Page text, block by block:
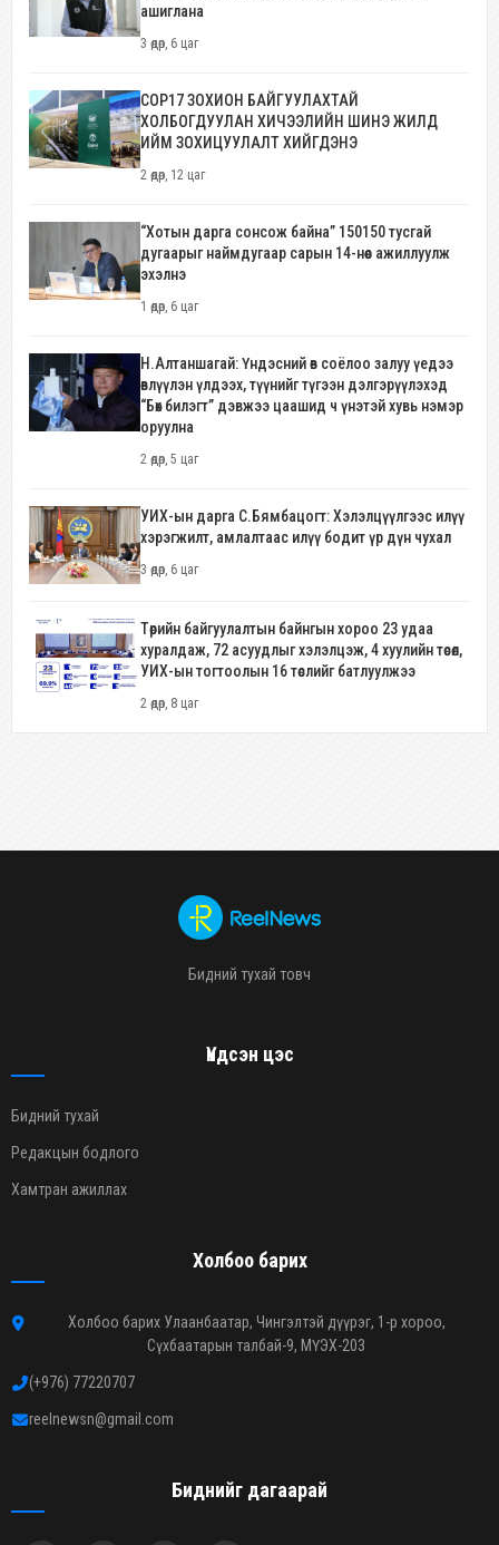
ашиглана
3 өдөр, 6 цаг
COP17 ЗОХИОН БАЙГУУЛАХТАЙ
ХОЛБОГДУУЛАН ХИЧЭЭЛИЙН ШИНЭ ЖИЛД
ИЙМ ЗОХИЦУУЛАЛТ ХИЙГДЭНЭ
2 өдөр, 12 цаг
“Хотын дарга сонсож байна” 150150 тусгай
дугаарыг наймдугаар сарын 14-нөөс ажиллуулж
эхэлнэ
1 өдөр, 6 цаг
Н.Алтаншагай: Үндэсний өв соёлоо залуу үедээ
өвлүүлэн үлдээх, түүнийг түгээн дэлгэрүүлэхэд
“Бөх билэгт” дэвжээ цаашид ч үнэтэй хувь нэмэр
оруулна
2 өдөр, 5 цаг
УИХ-ын дарга С.Бямбацогт: Хэлэлцүүлгээс илүү
хэрэгжилт, амлалтаас илүү бодит үр дүн чухал
3 өдөр, 6 цаг
Төрийн байгуулалтын байнгын хороо 23 удаа
хуралдаж, 72 асуудлыг хэлэлцэж, 4 хуулийн төсөл,
УИХ-ын тогтоолын 16 төслийг батлуулжээ
2 өдөр, 8 цаг
Бидний тухай товч
Үндсэн цэс
Бидний тухай
Редакцын бодлого
Хамтран ажиллах
Холбоо барих
Холбоо барих Улаанбаатар, Чингэлтэй дүүрэг, 1-р хороо,
Сүхбаатарын талбай-9, МҮЭХ-203
(+976) 77220707
reelnewsn@gmail.com
Биднийг дагаарай